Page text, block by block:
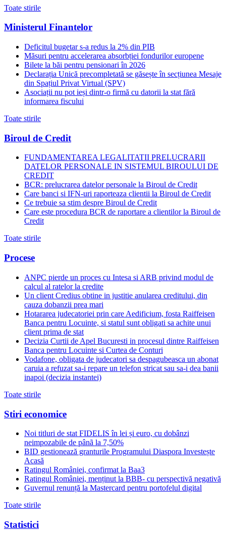
Toate stirile
Ministerul Finantelor
Deficitul bugetar s-a redus la 2% din PIB
Măsuri pentru accelerarea absorbției fondurilor europene
Bilete la băi pentru pensionari în 2026
Declarația Unică precompletată se găsește în secțiunea Mesaje
din Spațiul Privat Virtual (SPV)
Asociații nu pot ieși dintr-o firmă cu datorii la stat fără
informarea fiscului
Toate stirile
Biroul de Credit
FUNDAMENTAREA LEGALITATII PRELUCRARII
DATELOR PERSONALE IN SISTEMUL BIROULUI DE
CREDIT
BCR: prelucrarea datelor personale la Biroul de Credit
Care banci si IFN-uri raporteaza clientii la Biroul de Credit
Ce trebuie sa stim despre Biroul de Credit
Care este procedura BCR de raportare a clientilor la Biroul de
Credit
Toate stirile
Procese
ANPC pierde un proces cu Intesa si ARB privind modul de
calcul al ratelor la credite
Un client Credius obtine in justitie anularea creditului, din
cauza dobanzii prea mari
Hotararea judecatoriei prin care Aedificium, fosta Raiffeisen
Banca pentru Locuinte, si statul sunt obligati sa achite unui
client prima de stat
Decizia Curtii de Apel Bucuresti in procesul dintre Raiffeisen
Banca pentru Locuinte si Curtea de Conturi
Vodafone, obligata de judecatori sa despagubeasca un abonat
caruia a refuzat sa-i repare un telefon stricat sau sa-i dea banii
inapoi (decizia instantei)
Toate stirile
Stiri economice
Noi titluri de stat FIDELIS în lei și euro, cu dobânzi
neimpozabile de pânã la 7,50%
BID gestionează granturile Programului Diaspora Investește
Acasă
Ratingul României, confirmat la Baa3
Ratingul României, menținut la BBB- cu perspectivă negativă
Guvernul renunță la Mastercard pentru portofelul digital
Toate stirile
Statistici